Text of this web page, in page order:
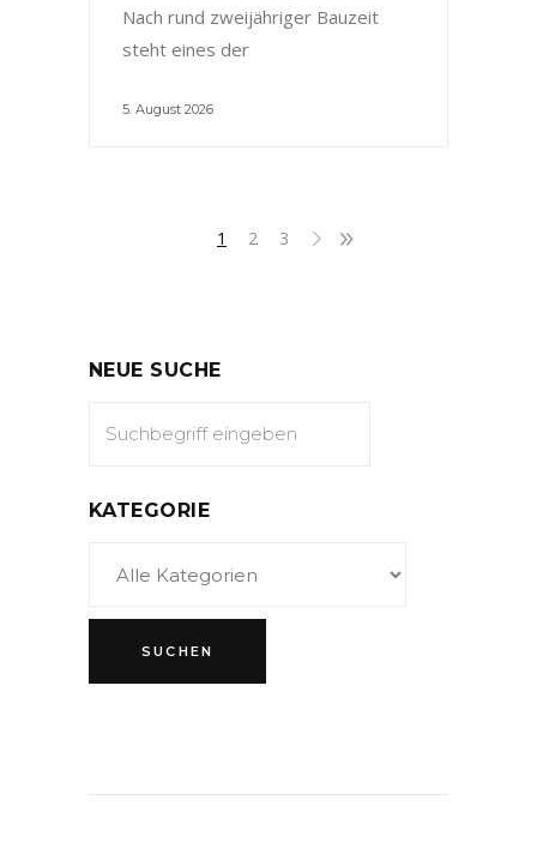
Nach rund zweijähriger Bauzeit
steht eines der
5. August 2026
1 2 3
NEUE SUCHE
KATEGORIE